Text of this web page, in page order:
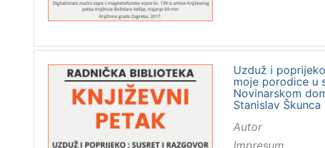
Uzduž i
moje porodice u
Novinarskom
Stanislav Škunca
Autor
Impresum